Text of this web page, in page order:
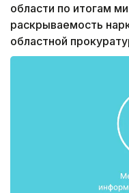
области по итогам
раскрываемость
областной